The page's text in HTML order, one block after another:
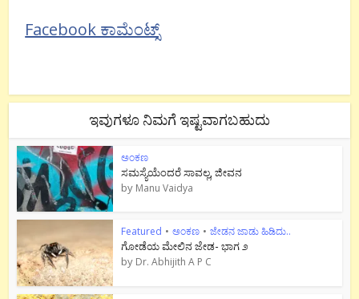
Facebook ಕಾಮೆಂಟ್ಸ್
ಇವುಗಳೂ ನಿಮಗೆ ಇಷ್ಟವಾಗಬಹುದು
ಅಂಕಣ
ಸಮಸ್ಯೆಯೆಂದರೆ ಸಾವಲ್ಲ, ಜೀವನ
by Manu Vaidya
Featured • ಅಂಕಣ • ಜೇಡನ ಜಾಡು ಹಿಡಿದು..
ಗೋಡೆಯ ಮೇಲಿನ ಜೇಡ- ಭಾಗ ೨
by Dr. Abhijith A P C